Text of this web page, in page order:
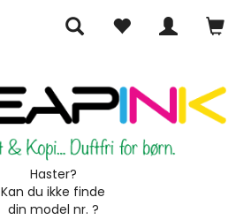
Haster?
Kan du ikke finde
din model nr. ?